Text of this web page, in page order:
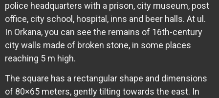
police headquarters with a prison, city museum, post
office, city school, hospital, inns and beer halls. At ul.
In Orkana, you can see the remains of 16th-century
city walls made of broken stone, in some places
reaching 5 m high.
The square has a rectangular shape and dimensions
of 80×65 meters, gently tilting towards the east. In